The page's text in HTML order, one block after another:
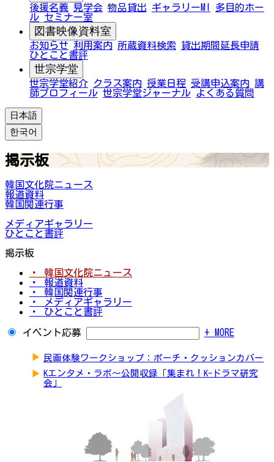
後援名義 見学会 物品貸出 ギャラリーMI
多目的ホー
ル セミナー室
図書映像資料室
お知らせ 利用案内 所蔵資料検索
貸出期間延長申請
ひとこと書評
世宗学堂
世宗学堂紹介 クラス案内 授業日程 受講申込案内 講
師プロフィール 世宗学堂ジャーナル よくある質問
日本語
한국어
掲示板
韓国文化院ニュース
報道資料
韓国関連行事
メディアギャラリー
ひとこと書評
掲示板
・ 韓国文化院ニュース
・ 報道資料
・ 韓国関連行事
・ メディアギャラリー
・ ひとこと書評
イベント応募 + MORE
▶ 民画体験ワークショップ：ポーチ・クッションカバー
▶ Kエンタメ・ラボ～公開収録「集まれ！K-ドラマ研究
会」